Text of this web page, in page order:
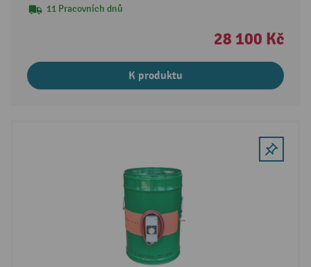
11 Pracovních dnů
28 100 Kč
K produktu